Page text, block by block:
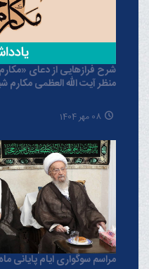
شرح فرازهایی از دعای «مکارم
منظر آیت الله العظمی مکارم
08 مهر 1404
مراسم سوگواری ایام پایانی